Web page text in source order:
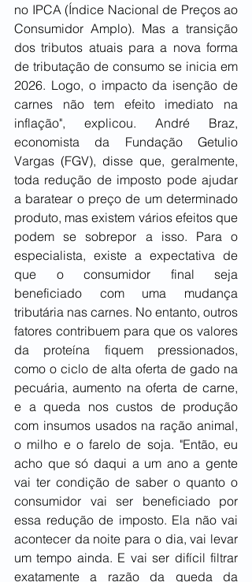
no IPCA (Índice Nacional de Preços ao
Consumidor Amplo). Mas a transição
dos tributos atuais para a nova forma
de tributação de consumo se inicia em
2026. Logo, o impacto da isenção de
carnes não tem efeito imediato na
inflação", explicou. André Braz,
economista da Fundação Getulio
Vargas (FGV), disse que, geralmente,
toda redução de imposto pode ajudar
a baratear o preço de um determinado
produto, mas existem vários efeitos que
podem se sobrepor a isso. Para o
especialista, existe a expectativa de
que o consumidor final seja
beneficiado com uma mudança
tributária nas carnes. No entanto, outros
fatores contribuem para que os valores
da proteína fiquem pressionados,
como o ciclo de alta oferta de gado na
pecuária, aumento na oferta de carne,
e a queda nos custos de produção
com insumos usados na ração animal,
o milho e o farelo de soja. "Então, eu
acho que só daqui a um ano a gente
vai ter condição de saber o quanto o
consumidor vai ser beneficiado por
essa redução de imposto. Ela não vai
acontecer da noite para o dia, vai levar
um tempo ainda. E vai ser difícil filtrar
exatamente a razão da queda da